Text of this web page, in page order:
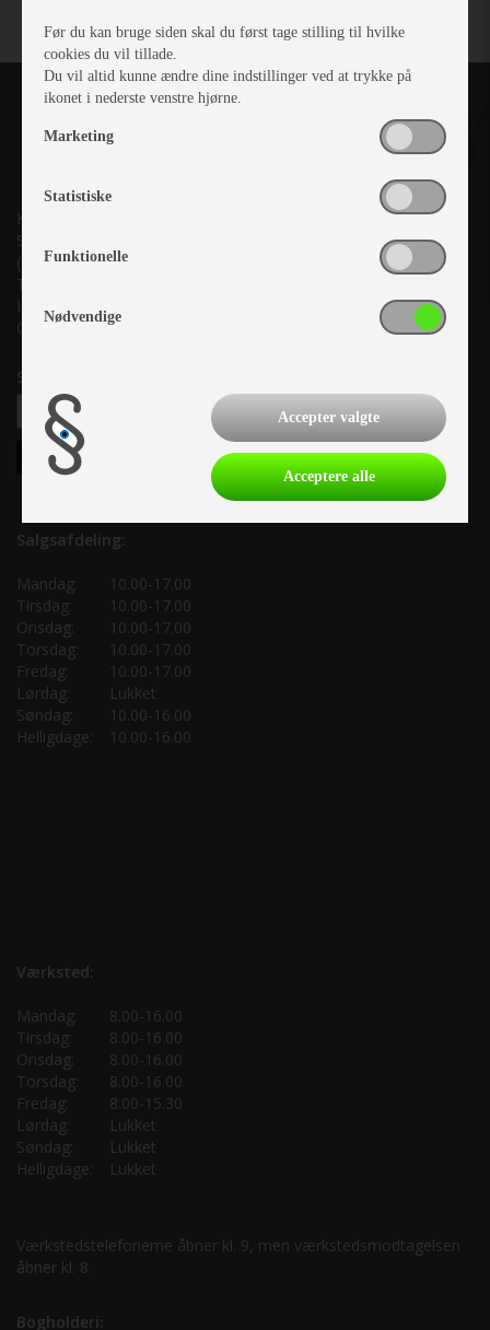
Kronjyllands Camping Center A/S
Suderholmen 10, 8960 Randers SØ
(Lige ud til Grenåvej)
Tlf. +45 87 10 98 70
Info@as-kcc.dk
CVR: 33 38 77 33
Samtykke til nyhedsbrev
Salgsafdeling:
Mandag:
10.00-17.00
Tirsdag:
10.00-17.00
Onsdag:
10.00-17.00
Torsdag:
10.00-17.00
Fredag:
10.00-17.00
Lørdag:
Lukket
Søndag:
10.00-16.00
Helligdage:
10.00-16.00
Værksted:
Mandag:
8.00-16.00
Tirsdag:
8.00-16.00
Onsdag:
8.00-16.00
Torsdag:
8.00-16.00
Fredag:
8.00-15.30
Lørdag:
Lukket
Søndag:
Lukket
Helligdage:
Lukket
Værkstedstelefonerne åbner kl. 9, men værkstedsmodtagelsen
åbner kl. 8.
Bogholderi:
Før du kan bruge siden skal du først tage stilling til hvilke
cookies du vil tillade.
Du vil altid kunne ændre dine indstillinger ved at trykke på
ikonet i nederste venstre hjørne.
Marketing
Statistiske
Funktionelle
Nødvendige
Accepter valgte
Acceptere alle